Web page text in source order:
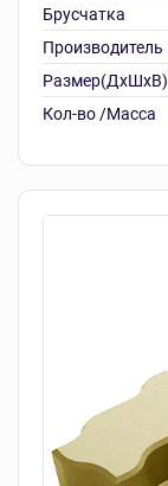
Брусчатка
Производитель
Размер(ДхШхВ)
Кол-во /Масса